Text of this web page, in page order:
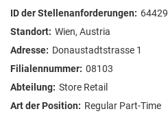
FAQ
ARBEIT SUCHEN
64429
Wien, Austria
Donaustadtstrasse 1
08103
Store Retail
Regular Part-Time